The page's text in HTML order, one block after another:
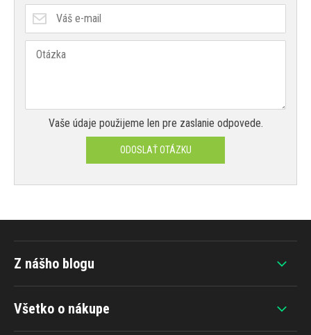
Vaše údaje použijeme len pre zaslanie odpovede.
ODOSLAŤ OTÁZKU
Všetko o nákupe
Z nášho blogu